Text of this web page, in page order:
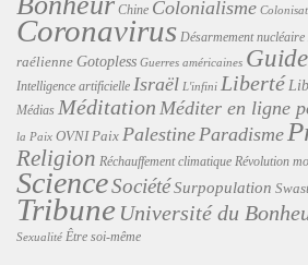
Chine Colonialisme
Coronavirus Désarmement nucléaire
raélienne Gotopless Guerres américaines
Intelligence artificielle Israël L'infini Liberté
Médias Méditation Méditer en ligne
la Paix OVNI Paix Palestine Paradisme
Religion Réchauffement climatique Révolution
ScienceSociétéSurpopulation
Tribune Université du
Sexualité Être soi-même